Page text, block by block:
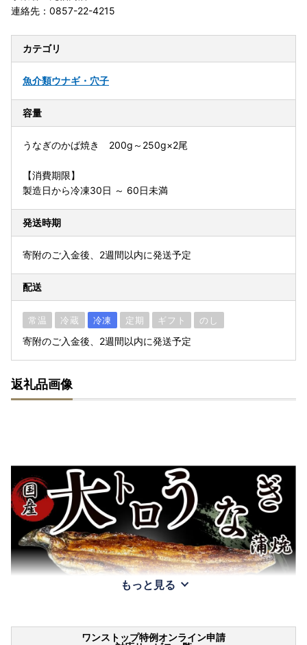
連絡先：0857-22-4215
カテゴリ
魚介類ウナギ・穴子
容量
うなぎのかば焼き 200g～250g×2尾
【消費期限】
製造日から冷凍30日 ～ 60日未満
発送時期
寄附のご入金後、2週間以内に発送予定
配送
常温 冷蔵 冷凍 定期 ギフト のし
寄附のご入金後、2週間以内に発送予定
返礼品画像
もっと見る
ワンストップ特例オンライン申請